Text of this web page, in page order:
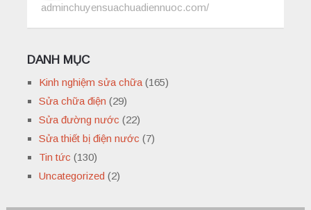
adminchuyensuachuadiennuoc.com/
DANH MỤC
Kinh nghiệm sửa chữa(165)
Sửa chữa điện (29)
Sửa đường nước (22)
Sửa thiết bị điện nước (7)
Tin tức (130)
Uncategorized (2)